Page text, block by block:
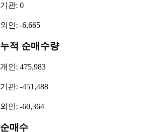
기관: 0
외인: -6,665
누적 순매수량
개인: 475,983
기관: -451,488
외인: -60,364
순매수